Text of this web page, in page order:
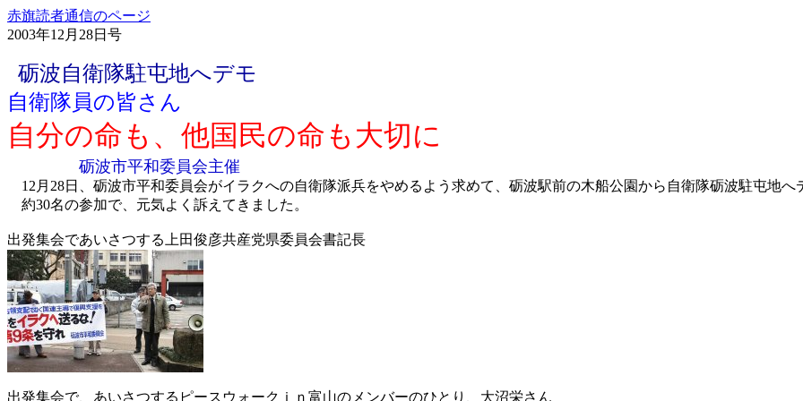
赤旗読者通信のページ
2003年12月28日号
砺波自衛隊駐屯地へデモ
自衛隊員の皆さん
自分の命も、他国民の命も大切に
砺波市平和委員会主催
12月28日、砺波市平和委員会がイラクへの自衛隊派兵をやめるよう求めて、砺波駅前の木船公園から自衛隊砺波駐屯地へ
約30名の参加で、元気よく訴えてきました。
出発集会であいさつする上田俊彦共産党県委員会書記長
出発集会で、あいさつするピースウォークｉｎ富山のメンバーのひとり、大沼栄さん